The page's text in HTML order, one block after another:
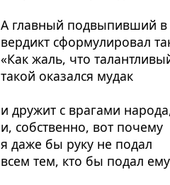
А главный подвыпивший в
вердикт сформулировал
«Как жаль, что
такой оказался мудак
и дружит с врагами
и, собственно, вот почему
я даже бы руку не подал
всем тем, кто бы подал